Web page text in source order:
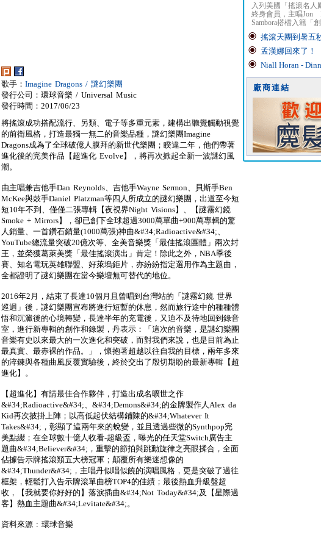
歌手： Imagine Dragons / 謎幻樂團
發行公司：環球音樂 / Universal Music
發行時間：2017/06/23
將搖滾成功搭配流行、另類、電子等多重元素，建構出聽覺觸動視覺
的前衛風格，打造最獨一無二的音樂品種，謎幻樂團Imagine
Dragons成為了全球破億人膜拜的新世代樂團；睽違二年，他們帶著
進化後的完美作品【超進化 Evolve】，將再次掀起全新一波謎幻風
潮。
由主唱兼吉他手Dan Reynolds、吉他手Wayne Sermon、貝斯手Ben
McKee與鼓手Daniel Platzman等四人所成立的謎幻樂團，出道至今短
短10年不到、僅僅二張專輯【夜視界Night Visions】、【謎霧幻鏡
Smoke + Mirrors】，卻已創下全球超過3000萬單曲+900萬專輯的驚
人銷量、一首鑽石銷量(1000萬張)神曲&#34;Radioactive&#34;、
YouTube總流量突破20億次等、全美音樂獎「最佳搖滾團體」兩次封
王，並榮獲葛萊美獎「最佳搖滾演出」肯定！除此之外，NBA季後
賽、知名電玩英雄聯盟、好萊塢鉅片，亦紛紛指定選用作為主題曲，
全都證明了謎幻樂團在當今樂壇無可替代的地位。
2016年2月，結束了長達10個月且曾唱到台灣站的「謎霧幻鏡 世界
巡迴」後，謎幻樂團宣布將進行短暫的休息，然而旅行途中的種種體
悟和沉澱後的心境轉變，長達半年的充電後，又迫不及待地回到錄音
室，進行新專輯的創作和錄製，丹表示：「這次的音樂，是謎幻樂團
音樂有史以來最大的一次進化和突破，而對我們來說，也是目前為止
最真實、最赤裸的作品。」，懷抱著超越以往自我的目標，兩年多來
的淬鍊與各種曲風反覆實驗後，終於交出了殷切期盼的最新專輯【超
進化】。
【超進化】有請最佳合作夥伴，打造出成名曠世之作
&#34;Radioactive&#34;、&#34;Demons&#34;的金牌製作人Alex da
Kid再次披掛上陣；以高低起伏結構鋪陳的&#34;Whatever It
Takes&#34;，彰顯了這兩年來的蛻變，並且透過些微的Synthpop完
美點綴；在全球數十億人收看-超級盃，曝光的任天堂Switch廣告主
題曲&#34;Believer&#34;，重擊的節拍與跳動旋律之亮眼揉合，全面
佔據告示牌搖滾類五大榜冠軍；顛覆所有樂迷想像的
&#34;Thunder&#34;，主唱丹似唱似饒的演唱風格，更是突破了過往
框架，輕鬆打入告示牌滾單曲榜TOP4的佳績；最後熱血升級盤超
收，【我就要你好好的】落淚插曲&#34;Not Today&#34;及【星際過
客】熱血主題曲&#34;Levitate&#34;。
資料來源 : 環球音樂
入列美國「搖滾名人
終身會員，主唱Jon
Sambora搭檔入籍「
搖滾天團到暑五
孟漢娜回來了！
Niall Horan -
廠商連結